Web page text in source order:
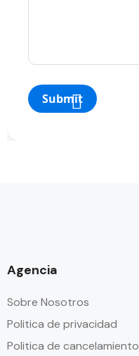
Agencia
Sobre Nosotros
Politica de privacidad
Politica de cancelamiento